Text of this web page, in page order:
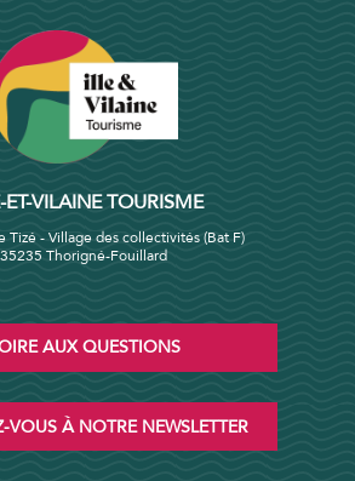
ET-VILAINE TOURISME
Tizé - Village des collectivités (Bat F)
35235 Thorigné-Fouillard
AUX QUESTIONS
À NOTRE NEWSLETTER